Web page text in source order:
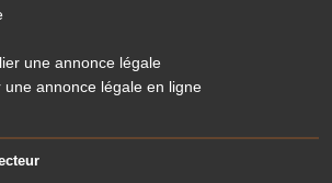
une annonce légale
annonce légale en ligne